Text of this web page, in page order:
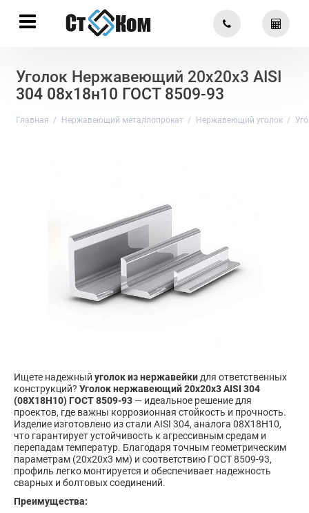
Уголок Нержавеющий 20х20х3 AISI
304 08х18н10 ГОСТ 8509-93
Главная Нержавеющий металлопрокат Нержавеющий уголок
Ищете надежный уголок из нержавейкидля ответственных
конструкций? Уголок нержавеющий 20х20х3 AISI 304
(08Х18Н10) ГОСТ 8509-93 — идеальное решение для
проектов, где важны коррозионная стойкость и прочность.
Изделие изготовлено из стали AISI 304, аналога 08Х18Н10,
что гарантирует устойчивость к агрессивным средам и
перепадам температур. Благодаря точным геометрическим
параметрам (20х20х3 мм) и соответствию ГОСТ 8509-93,
профиль легко монтируется и обеспечивает надежность
сварных и болтовых соединений.
Преимущества: